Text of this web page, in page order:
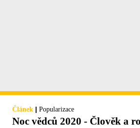
Článek | Popularizace
Noc vědců 2020 - Člověk a